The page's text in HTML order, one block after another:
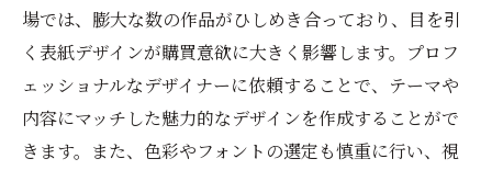
場では、膨大な数の作品がひしめき合っており、目を引
く表紙デザインが購買意欲に大きく影響します。プロフ
ェッショナルなデザイナーに依頼することで、テーマや
内容にマッチした魅力的なデザインを作成することがで
きます。また、色彩やフォントの選定も慎重に行い、視